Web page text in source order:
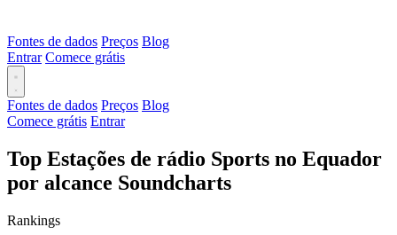
Fontes de dados Preços Blog
Entrar Comece grátis
Fontes de dados Preços Blog
Comece grátis Entrar
Top Estações de rádio Sports no Equador
por alcance Soundcharts
Rankings